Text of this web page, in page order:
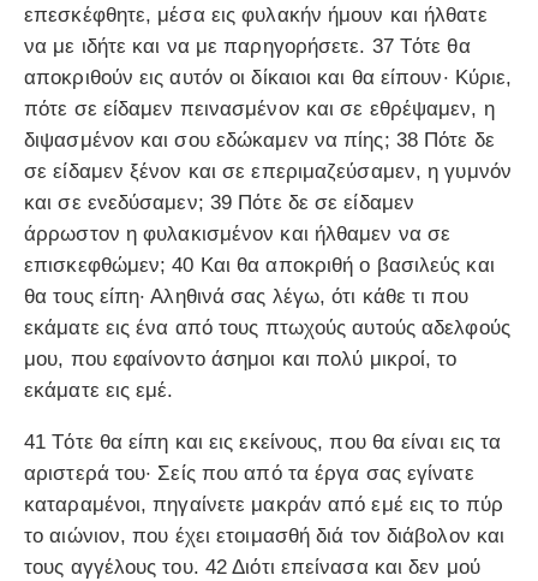
επεσκέφθητε, μέσα εις φυλακήν ήμουν και ήλθατε
να με ιδήτε και να με παρηγορήσετε. 37 Τότε θα
αποκριθούν εις αυτόν οι δίκαιοι και θα είπουν· Κύριε,
πότε σε είδαμεν πεινασμένον και σε εθρέψαμεν, η
διψασμένον και σου εδώκαμεν να πίης; 38 Πότε δε
σε είδαμεν ξένον και σε επεριμαζεύσαμεν, η γυμνόν
και σε ενεδύσαμεν; 39 Πότε δε σε είδαμεν
άρρωστον η φυλακισμένον και ήλθαμεν να σε
επισκεφθώμεν; 40 Και θα αποκριθή ο βασιλεύς και
θα τους είπη· Αληθινά σας λέγω, ότι κάθε τι που
εκάματε εις ένα από τους πτωχούς αυτούς αδελφούς
μου, που εφαίνοντο άσημοι και πολύ μικροί, το
εκάματε εις εμέ.
41 Τότε θα είπη και εις εκείνους, που θα είναι εις τα
αριστερά του· Σείς που από τα έργα σας εγίνατε
καταραμένοι, πηγαίνετε μακράν από εμέ εις το πύρ
το αιώνιον, που έχει ετοιμασθή διά τον διάβολον και
τους αγγέλους του. 42 Διότι επείνασα και δεν μού